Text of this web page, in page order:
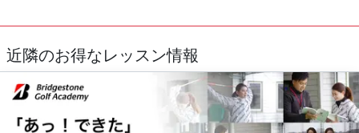
近隣のお得なレッスン情報